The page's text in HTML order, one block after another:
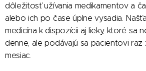
dôležitosť užívania medikamentov a
alebo ich po čase úplne vysadia.
medicína k dispozícii aj lieky, ktoré sa
denne, ale podávajú sa pacientovi
mesiac.